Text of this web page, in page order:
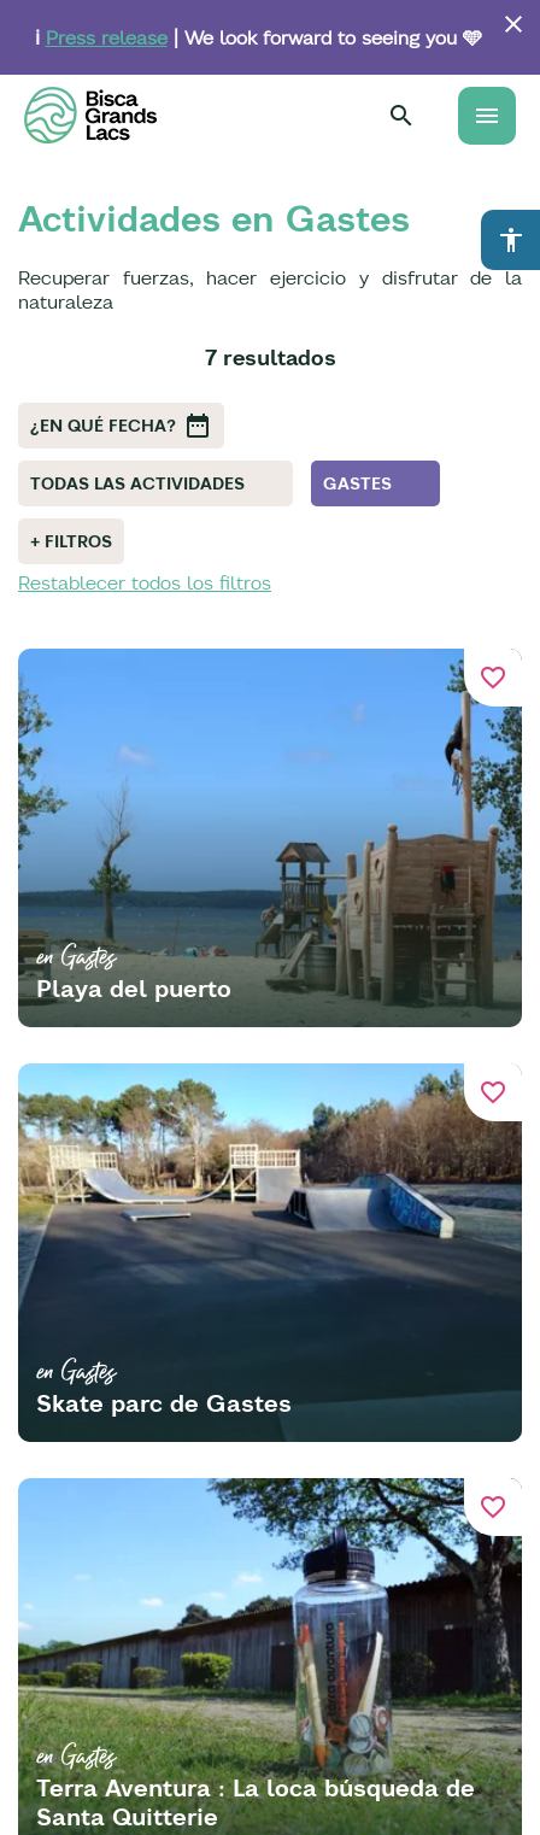
content
ℹ️ Press release| We look forward to seeing you 🩵
menu
accessibility
Actividades en Gastes
Recuperar fuerzas, hacer ejercicio y disfrutar de la
naturaleza
7 resultados
¿EN QUÉ FECHA?
TODAS LAS ACTIVIDADES GASTES
+ FILTROS
Restablecer todos los filtros
favorite_border
en Gastes
Playa del puerto
favorite_border
en Gastes
Skate parc de Gastes
favorite_border
en Gastes
Terra Aventura : La loca búsqueda de
Santa Quitterie